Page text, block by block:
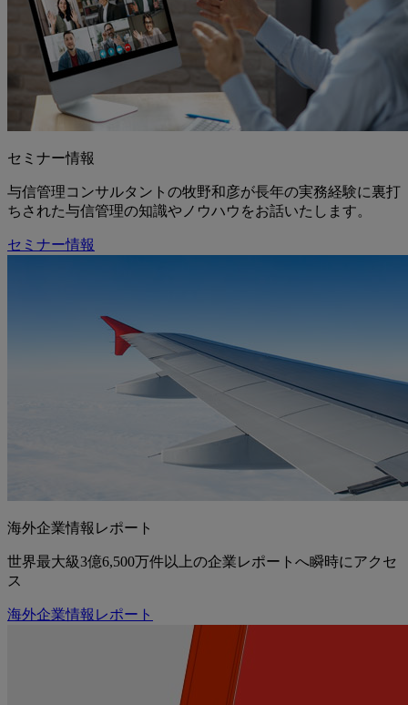
セミナー情報
与信管理コンサルタントの牧野和彦が長年の実務経験に裏打
ちされた与信管理の知識やノウハウをお話いたします。
セミナー情報
海外企業情報レポート
世界最大級3億6,500万件以上の企業レポートへ瞬時にアクセ
ス
海外企業情報レポート